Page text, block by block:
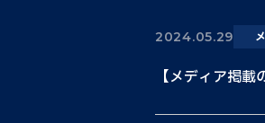
2024.05.29
【メディア掲